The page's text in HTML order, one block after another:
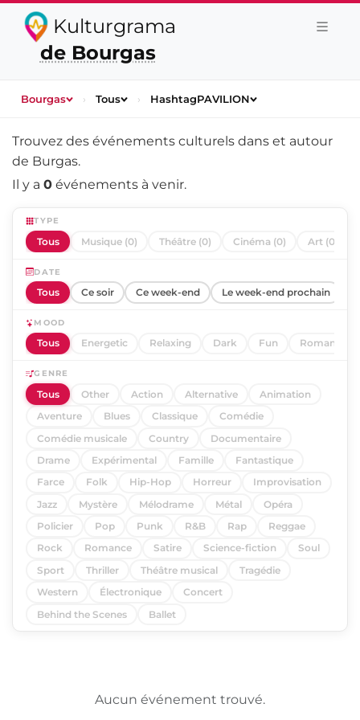
Kulturgrama
de Bourgas
Bourgas › Tous › HashtagPAVILION
Trouvez des événements culturels dans et autour
de Burgas.
Il y a 0 événements à venir.
TYPE
Tous Musique (0) Théâtre (0) Cinéma (0) Art (0)
DATE
Tous Ce soir Ce week-end Le week-end prochain
MOOD
Tous Energetic Relaxing Dark Fun Romantic
GENRE
Tous Other Action Alternative
Animation
Aventure
Blues Classique
Comédie
Comédie musicale
Country
Documentaire
Drame
Expérimental Famille
Fantastique
Farce
Folk Hip-Hop Horreur
Improvisation
Jazz
Mystère Mélodrame Métal
Opéra
Policier
Pop Punk R&B Rap
Reggae
Rock
Romance Satire Science-fiction
Soul
Sport
Thriller Théâtre musical
Tragédie
Western
Électronique
Concert
Behind the Scenes
Ballet
Aucun événement trouvé.